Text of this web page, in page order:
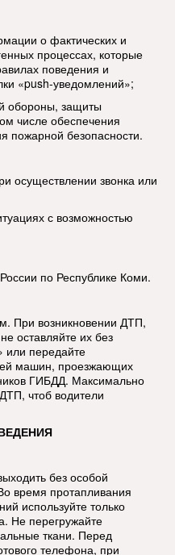
о фактических и
процессах, которые
поведения и
«push-уведомлений»;
обороны, защиты
числе обеспечения
пожарной безопасности.
осуществлении звонка или
с возможностью
по Республике Коми.
При возникновении ДТП,
оставляйте их без
передайте
машин, проезжающих
ГИБДД. Максимально
чтоб водители
без особой
время протапливания
используйте только
Не перегружайте
ткани. Перед
телефона, при